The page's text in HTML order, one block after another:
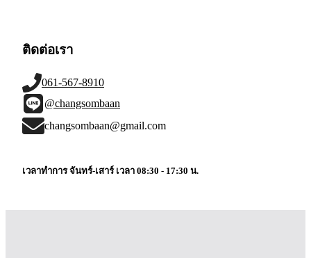
ติดต่อเรา
061-567-8910
@changsombaan
changsombaan@gmail.com
เวลาทำการ จันทร์-เสาร์ เวลา 08:30 - 17:30 น.